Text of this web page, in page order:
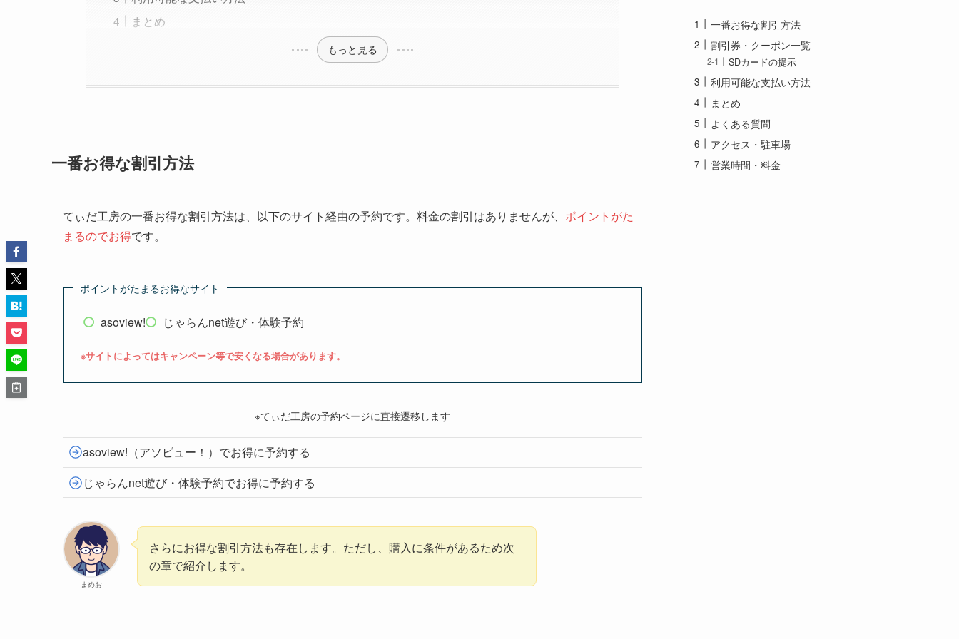
まとめ
もっと見る
一番お得な割引方法
てぃだ工房の一番お得な割引方法は、以下のサイト経由の予約です。料金の割引はありませんが、 ポイントがた
まるのでお得です。
ポイントがたまるお得なサイト
asoview! じゃらんnet遊び・体験予約
※サイトによってはキャンペーン等で安くなる場合があります。
※てぃだ工房の予約ページに直接遷移します
asoview!（アソビュー！）でお得に予約する
じゃらんnet遊び・体験予約でお得に予約する
まめお
さらにお得な割引方法も存在します。ただし、購入に条件があるため次
の章で紹介します。
一番お得な割引方法
割引券・クーポン一覧
SDカードの提示
利用可能な支払い方法
まとめ
よくある質問
アクセス・駐車場
営業時間・料金